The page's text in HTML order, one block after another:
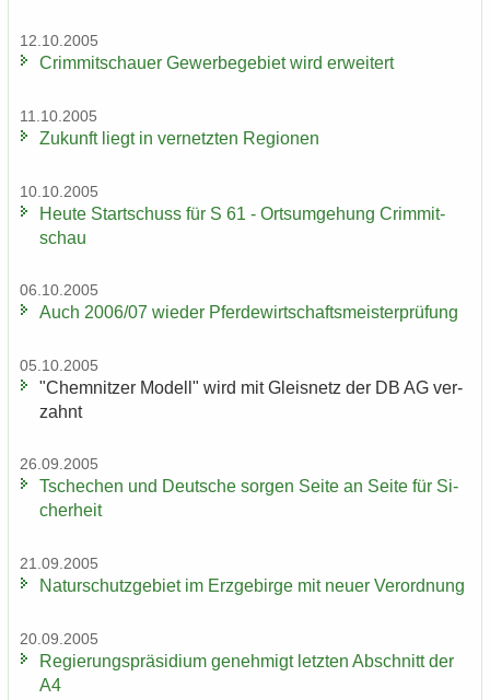
12.10.2005
Crim­mit­schau­er Ge­wer­be­ge­biet wird er­wei­tert
11.10.2005
Zu­kunft liegt in ver­netz­ten Re­gio­nen
10.10.2005
Heute Start­schuss für S 61 - Orts­um­ge­hung Crim­mit­
schau
06.10.2005
Auch 2006/07 wie­der Pfer­de­wirt­schafts­meis­ter­prü­fung
05.10.2005
"Chem­nit­zer Mo­dell" wird mit Gleis­netz der DB AG ver­
zahnt
26.09.2005
Tsche­chen und Deut­sche sor­gen Seite an Seite für Si­
cher­heit
21.09.2005
Na­tur­schutz­ge­biet im Erz­ge­bir­ge mit neuer Ver­ord­nung
20.09.2005
Re­gie­rungs­prä­si­di­um ge­neh­migt letz­ten Ab­schnitt der
A4